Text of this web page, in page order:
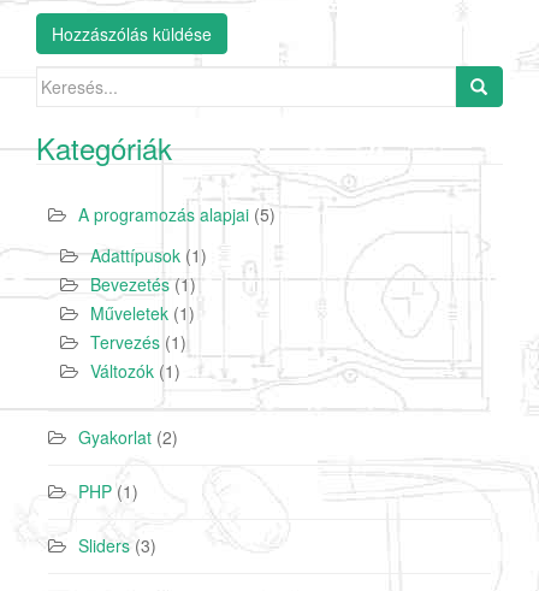
Search for:
Kategóriák
A programozás alapjai (5)
Adattípusok (1)
Bevezetés(1)
Műveletek (1)
Tervezés (1)
Változók (1)
Gyakorlat (2)
PHP(1)
Sliders (3)